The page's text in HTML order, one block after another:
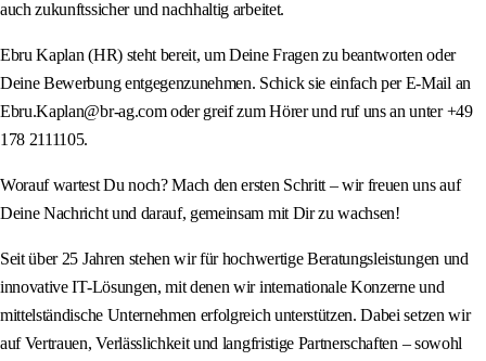
auch zukunftssicher und nachhaltig arbeitet.
Ebru Kaplan (HR) steht bereit, um Deine Fragen zu beantworten oder
Deine Bewerbung entgegenzunehmen. Schick sie einfach per E-Mail an
Ebru.Kaplan@br-ag.com oder greif zum Hörer und ruf uns an unter +49
178 2111105.
Worauf wartest Du noch? Mach den ersten Schritt – wir freuen uns auf
Deine Nachricht und darauf, gemeinsam mit Dir zu wachsen!
Seit über 25 Jahren stehen wir für hochwertige Beratungsleistungen und
innovative IT-Lösungen, mit denen wir internationale Konzerne und
mittelständische Unternehmen erfolgreich unterstützen. Dabei setzen wir
auf Vertrauen, Verlässlichkeit und langfristige Partnerschaften – sowohl